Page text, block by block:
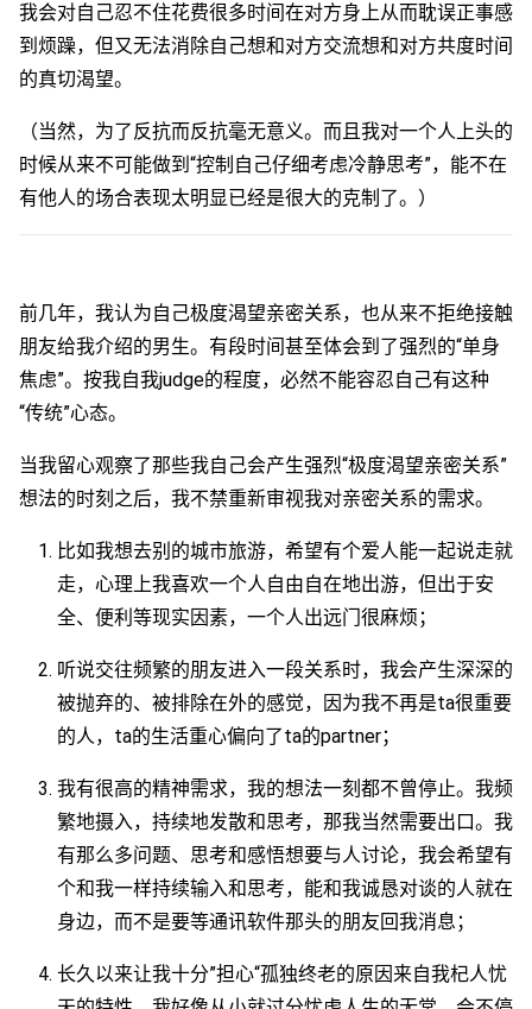
我会对自己忍不住花费很多时间在对方身上从而耽误正事感
到烦躁，但又无法消除自己想和对方交流想和对方共度时间
的真切渴望。
（当然，为了反抗而反抗毫无意义。而且我对一个人上头的
时候从来不可能做到“控制自己仔细考虑冷静思考”，能不在
有他人的场合表现太明显已经是很大的克制了。）
前几年，我认为自己极度渴望亲密关系，也从来不拒绝接触
朋友给我介绍的男生。有段时间甚至体会到了强烈的“单身
焦虑”。按我自我judge的程度，必然不能容忍自己有这种
“传统”心态。
当我留心观察了那些我自己会产生强烈“极度渴望亲密关系”
想法的时刻之后，我不禁重新审视我对亲密关系的需求。
比如我想去别的城市旅游，希望有个爱人能一起说走就
走，心理上我喜欢一个人自由自在地出游，但出于安
全、便利等现实因素，一个人出远门很麻烦；
听说交往频繁的朋友进入一段关系时，我会产生深深的
被抛弃的、被排除在外的感觉，因为我不再是ta很重要
的人，ta的生活重心偏向了ta的partner；
我有很高的精神需求，我的想法一刻都不曾停止。我频
繁地摄入，持续地发散和思考，那我当然需要出口。我
有那么多问题、思考和感悟想要与人讨论，我会希望有
个和我一样持续输入和思考，能和我诚恳对谈的人就在
身边，而不是要等通讯软件那头的朋友回我消息；
长久以来让我十分”担心“孤独终老的原因来自我杞人忧